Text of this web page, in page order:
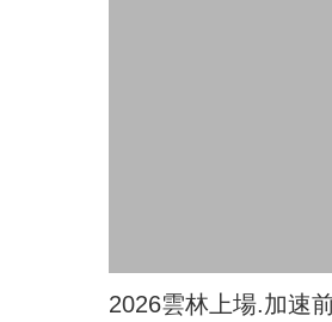
2026雲林上場.加速